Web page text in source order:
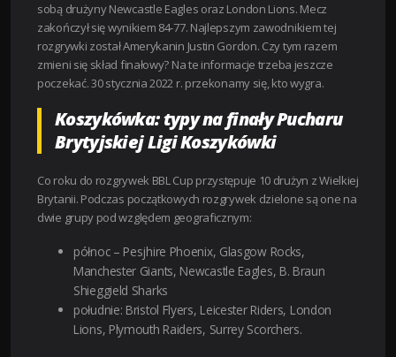
sobą drużyny Newcastle Eagles oraz London Lions. Mecz
zakończył się wynikiem 84-77. Najlepszym zawodnikiem tej
rozgrywki został Amerykanin Justin Gordon. Czy tym razem
zmieni się skład finałowy? Na te informacje trzeba jeszcze
poczekać. 30 stycznia 2022 r. przekonamy się, kto wygra.
Koszykówka: typy na finały Pucharu
Brytyjskiej Ligi Koszykówki
Co roku do rozgrywek BBL Cup przystępuje 10 drużyn z Wielkiej
Brytanii. Podczas początkowych rozgrywek dzielone są one na
dwie grupy pod względem geograficznym:
północ – Pesjhire Phoenix, Glasgow Rocks,
Manchester Giants, Newcastle Eagles, B. Braun
Shieggield Sharks
południe: Bristol Flyers, Leicester Riders, London
Lions, Plymouth Raiders, Surrey Scorchers.